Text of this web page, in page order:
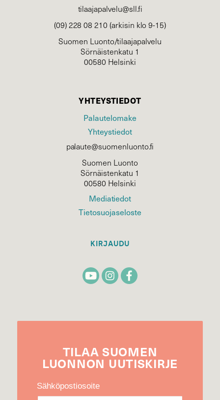
tilaajapalvelu@sll.fi
(09) 228 08 210 (arkisin klo 9-15)
Suomen Luonto/tilaajapalvelu
Sörnäistenkatu 1
00580 Helsinki
YHTEYSTIEDOT
Palautelomake
Yhteystiedot
palaute@suomenluonto.fi
Suomen Luonto
Sörnäistenkatu 1
00580 Helsinki
Mediatiedot
Tietosuojaseloste
KIRJAUDU
TILAA SUOMEN
LUONNON UUTIS­KIRJE
Sähköpostiosoite